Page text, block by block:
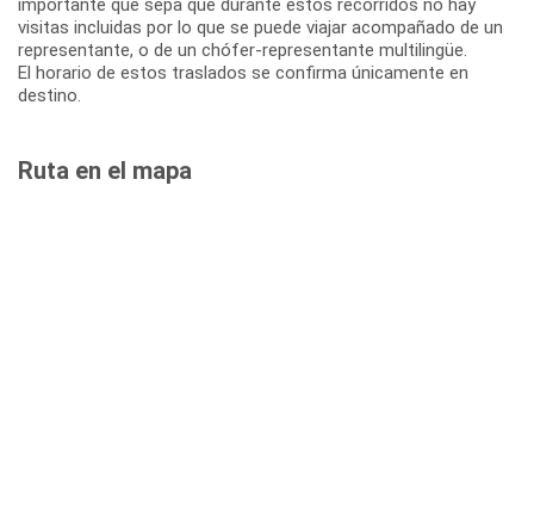
visitas incluidas por lo que se puede viajar acompañado de un
representante, o de un chófer-representante multilingüe.
El horario de estos traslados se confirma únicamente en
destino.
Ruta en el mapa